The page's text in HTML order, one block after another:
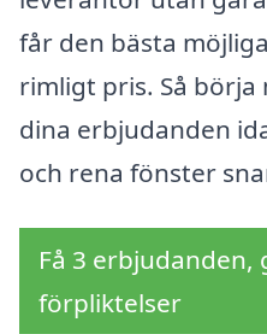
får den bästa
rimligt pris. Så
dina erbjudanden
och rena fönster
Få 3 erbjudanden,
förpliktelser